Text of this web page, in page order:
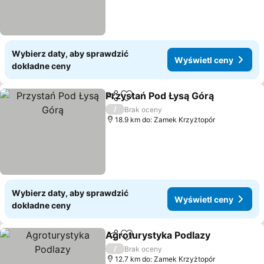
Wybierz daty, aby sprawdzić
dokładne ceny
Wyświetl ceny
Udostępnij
Dodaj do ulubionych
Przystań Pod Łysą Górą
/
Brak oceny
18.9 km do: Zamek Krzyżtopór
Wybierz daty, aby sprawdzić
dokładne ceny
Wyświetl ceny
Udostępnij
Dodaj do ulubionych
Agroturystyka Podlazy
/
Brak oceny
12.7 km do: Zamek Krzyżtopór